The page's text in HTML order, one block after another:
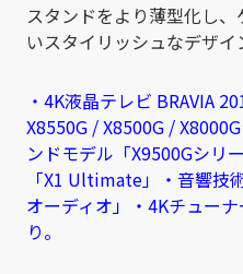
スタンドをより薄型化し
いスタイリッシュなデザイ
・4K液晶テレビ BRAVIA
X8550G / X8500G /
ンドモデル「X9500Gシリ
「X1 Ultimate」・音響技
オーディオ」・4Kチュー
り。